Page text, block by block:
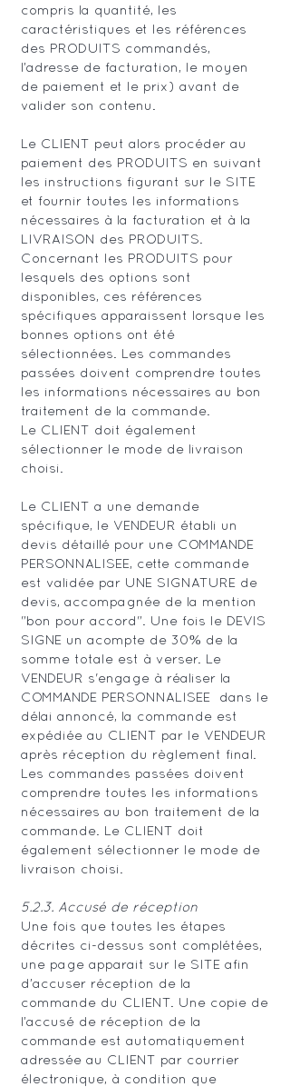
compris la quantité, les
caractéristiques et les références
des PRODUITS commandés,
l’adresse de facturation, le moyen
de paiement et le prix) avant de
valider son contenu.
Le CLIENT peut alors procéder au
paiement des PRODUITS en suivant
les instructions figurant sur le SITE
et fournir toutes les informations
nécessaires à la facturation et à la
LIVRAISON des PRODUITS.
Concernant les PRODUITS pour
lesquels des options sont
disponibles, ces références
spécifiques apparaissent lorsque les
bonnes options ont été
sélectionnées. Les commandes
passées doivent comprendre toutes
les informations nécessaires au bon
traitement de la commande.
Le CLIENT doit également
sélectionner le mode de livraison
choisi.
Le CLIENT a une demande
spécifique, le VENDEUR établi un
devis détaillé pour une COMMANDE
PERSONNALISEE, cette commande
est validée par UNE SIGNATURE de
devis, accompagnée de la mention
"bon pour accord". Une fois le DEVIS
SIGNE un acompte de 30% de la
somme totale est à verser. Le
VENDEUR s'engage à réaliser la
COMMANDE PERSONNALISEE dans le
délai annoncé, la commande est
expédiée au CLIENT par le VENDEUR
après réception du règlement final.
Les commandes passées doivent
comprendre toutes les informations
nécessaires au bon traitement de la
commande. Le CLIENT doit
également sélectionner le mode de
livraison choisi.
5.2.3. Accusé de réception
Une fois que toutes les étapes
décrites ci-dessus sont complétées,
une page apparait sur le SITE afin
d’accuser réception de la
commande du CLIENT. Une copie de
l’accusé de réception de la
commande est automatiquement
adressée au CLIENT par courrier
électronique, à condition que